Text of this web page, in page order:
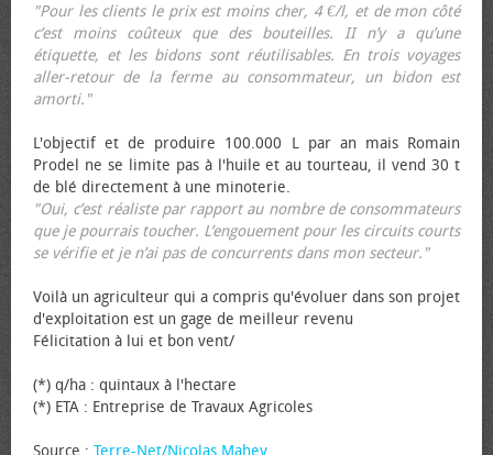
"Pour les clients le prix est moins cher, 4 €/l, et de mon côté
c’est moins coûteux que des bouteilles. II n’y a qu’une
étiquette, et les bidons sont réutilisables. En trois voyages
aller-retour de la ferme au consommateur, un bidon est
amorti."
L'objectif et de produire 100.000 L par an mais Romain
Prodel ne se limite pas à l'huile et au tourteau, il vend 30 t
de blé directement à une minoterie.
"Oui, c’est réaliste par rapport au nombre de consommateurs
que je pourrais toucher. L’engouement pour les circuits courts
se vérifie et je n’ai pas de concurrents dans mon secteur."
Voilà un agriculteur qui a compris qu'évoluer dans son projet
d'exploitation est un gage de meilleur revenu
Félicitation à lui et bon vent/
(*) q/ha : quintaux à l'hectare
(*) ETA : Entreprise de Travaux Agricoles
Source : Terre-Net/Nicolas Mahey